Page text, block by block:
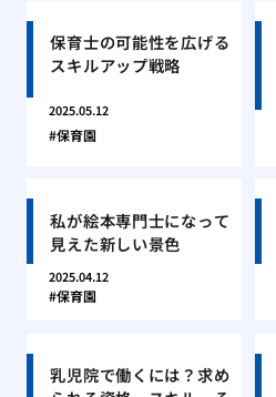
保育士の可能性を広げる
スキルアップ戦略
2025.05.12
保育園
私が絵本専門士になって
見えた新しい景色
2025.04.12
保育園
乳児院で働くには？求め